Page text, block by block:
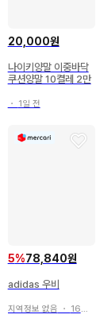
20,000원
나이키양말 이중바닥
쿠션양말 10켤레 2만
・ 1일 전
5%78,840원
adidas 우비
지역정보 없음 ・ 16일 전